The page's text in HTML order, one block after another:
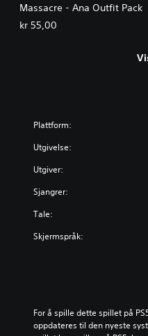
Massacre - Ana Outfit Pack
kr 55,00
Plattform:
Utgivelse:
Utgiver:
Sjangrer:
Tale:
Skjermspråk:
For å spille dette spillet på
oppdateres til den nyeste